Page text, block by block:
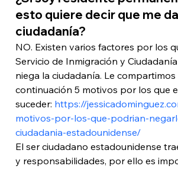
esto quiere decir que me
ciudadanía?
NO. Existen varios factores por los
Servicio de Inmigración y Ciudadanía
niega la ciudadanía. Le compartimos
continuación 5 motivos por los que
suceder: https://
motivos-por-los-que-podrian-
ciudadania-estadounidense/
El ser ciudadano estadounidense
y responsabilidades, por ello es